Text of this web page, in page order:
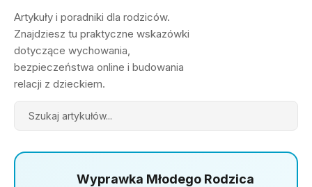
Artykuły i poradniki dla rodziców.
Znajdziesz tu praktyczne wskazówki
dotyczące wychowania,
bezpieczeństwa online i budowania
relacji z dzieckiem.
Search
Wyprawka Młodego Rodzica